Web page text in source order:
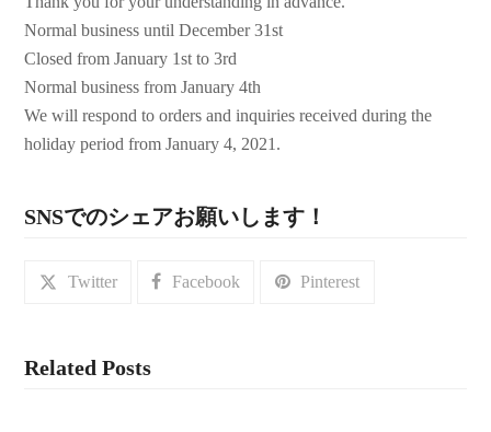
Normal business until December 31st
Closed from January 1st to 3rd
Normal business from January 4th
We will respond to orders and inquiries received during the
holiday period from January 4, 2021.
SNSでのシェアお願いします！
Twitter Facebook Pinterest
Related Posts